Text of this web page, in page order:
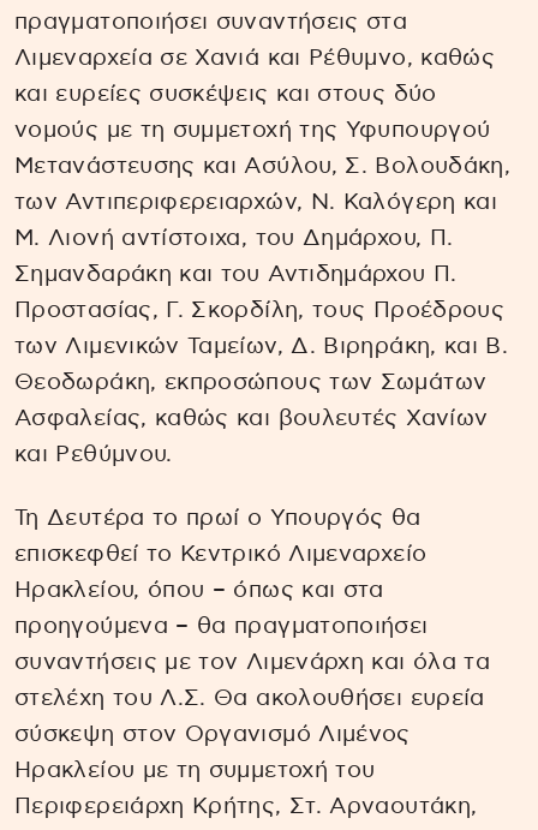
πραγματοποιήσει συναντήσεις στα
Λιμεναρχεία σε Χανιά και Ρέθυμνο, καθώς
και ευρείες συσκέψεις και στους δύο
νομούς με τη συμμετοχή της Υφυπουργού
Μετανάστευσης και Ασύλου, Σ. Βολουδάκη,
των Αντιπεριφερειαρχών, Ν. Καλόγερη και
Μ. Λιονή αντίστοιχα, του Δημάρχου, Π.
Σημανδαράκη και του Αντιδημάρχου Π.
Προστασίας, Γ. Σκορδίλη, τους Προέδρους
των Λιμενικών Ταμείων, Δ. Βιρηράκη, και Β.
Θεοδωράκη, εκπροσώπους των Σωμάτων
Ασφαλείας, καθώς και βουλευτές Χανίων
και Ρεθύμνου.
Τη Δευτέρα το πρωί ο Υπουργός θα
επισκεφθεί το Κεντρικό Λιμεναρχείο
Ηρακλείου, όπου – όπως και στα
προηγούμενα – θα πραγματοποιήσει
συναντήσεις με τον Λιμενάρχη και όλα τα
στελέχη του Λ.Σ. Θα ακολουθήσει ευρεία
σύσκεψη στον Οργανισμό Λιμένος
Ηρακλείου με τη συμμετοχή του
Περιφερειάρχη Κρήτης, Στ. Αρναουτάκη,